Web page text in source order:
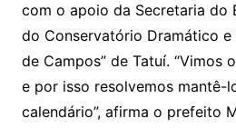
com o apoio da Secretaria do
do Conservatório Dramático e
de Campos” de Tatuí. “Vimos
e por isso resolvemos mantê-
calendário”, afirma o prefeito